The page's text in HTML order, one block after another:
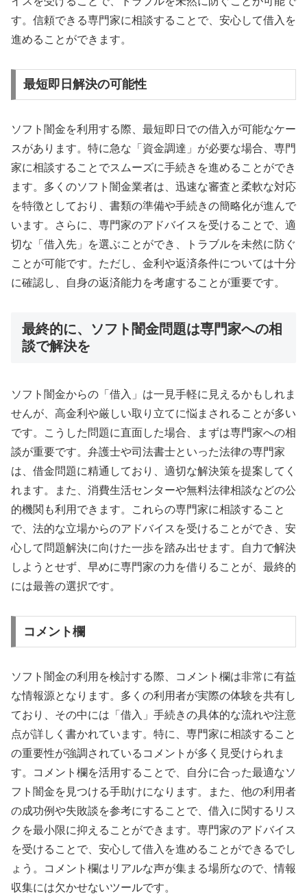
す。信頼できる専門家に相談することで、安心して借入を
進めることができます。
最短即日解決の可能性
ソフト闇金を利用する際、最短即日での借入が可能なケー
スがあります。特に急な「資金調達」が必要な場合、専門
家に相談することでスムーズに手続きを進めることができ
ます。多くのソフト闇金業者は、迅速な審査と柔軟な対応
を特徴としており、書類の準備や手続きの簡略化が進んで
います。さらに、専門家のアドバイスを受けることで、適
切な「借入先」を選ぶことができ、トラブルを未然に防ぐ
ことが可能です。ただし、金利や返済条件については十分
に確認し、自身の返済能力を考慮することが重要です。
最終的に、ソフト闇金問題は専門家への相
談で解決を
ソフト闇金からの「借入」は一見手軽に見えるかもしれま
せんが、高金利や厳しい取り立てに悩まされることが多い
です。こうした問題に直面した場合、まずは専門家への相
談が重要です。弁護士や司法書士といった法律の専門家
は、借金問題に精通しており、適切な解決策を提案してく
れます。また、消費生活センターや無料法律相談などの公
的機関も利用できます。これらの専門家に相談すること
で、法的な立場からのアドバイスを受けることができ、安
心して問題解決に向けた一歩を踏み出せます。自力で解決
しようとせず、早めに専門家の力を借りることが、最終的
には最善の選択です。
コメント欄
ソフト闇金の利用を検討する際、コメント欄は非常に有益
な情報源となります。多くの利用者が実際の体験を共有し
ており、その中には「借入」手続きの具体的な流れや注意
点が詳しく書かれています。特に、専門家に相談すること
の重要性が強調されているコメントが多く見受けられま
す。コメント欄を活用することで、自分に合った最適なソ
フト闇金を見つける手助けになります。また、他の利用者
の成功例や失敗談を参考にすることで、借入に関するリス
クを最小限に抑えることができます。専門家のアドバイス
を受けることで、安心して借入を進めることができるでし
ょう。コメント欄はリアルな声が集まる場所なので、情報
収集には欠かせないツールです。